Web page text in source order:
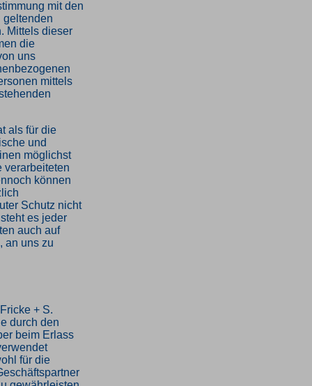
mit den
geltenden
Mittels dieser
die
uns
mittels
als für die
und
möglichst
verarbeiteten
können
Schutz nicht
es jeder
auch auf
an uns zu
+ S.
durch den
beim Erlass
für die